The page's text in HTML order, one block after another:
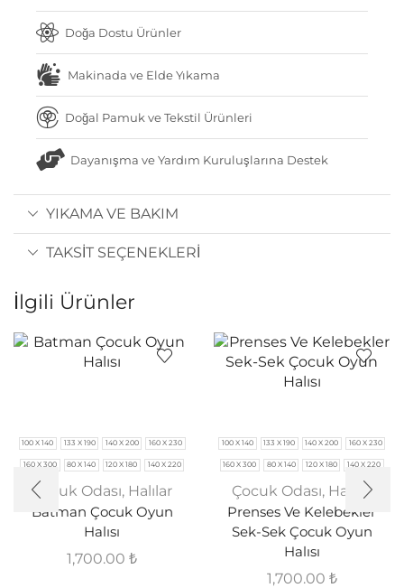
Doğa Dostu Ürünler
Makinada ve Elde Yıkama
Doğal Pamuk ve Tekstil Ürünleri
Dayanışma ve Yardım Kuruluşlarına Destek
YIKAMA VE BAKIM
TAKSIT SEÇENEKLERI
İlgili Ürünler
100 X 140 133 X 190 140 X 200 160 X 230
160 X 300 80 X 140 120 X 180 140 X 220
Çocuk Odası, Halılar
Batman Çocuk Oyun
Halısı
1,700.00₺
100 X 140 133 X 190 140 X 200 160 X 230
160 X 300 80 X 140 120 X 180 140 X 220
Çocuk Odası, Halılar
Prenses Ve Kelebekler
Sek-Sek Çocuk Oyun
Halısı
1,700.00 ₺